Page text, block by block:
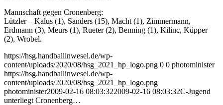
Mannschaft gegen Cronenberg:
Lützler – Kalus (1), Sanders (15), Macht (1), Zimmermann,
Erdmann (3), Meurs (1), Rueter (2), Benning (1), Kilinc, Küpper
(2), Wrobel.
https://hsg.handballinwesel.de/wp-
content/uploads/2020/08/hsg_2021_hp_logo.png 0 0 photominister
https://hsg.handballinwesel.de/wp-
content/uploads/2020/08/hsg_2021_hp_logo.png
photominister2009-02-16 08:03:322009-02-16 08:03:32C-Jugend
unterliegt Cronenberg…